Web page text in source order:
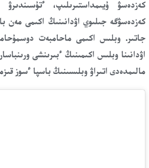
كەزدەسۋ ۇيىمداستىرىلىپ،
كەزدەسۋگە جىلىوي اۋدانىنىڭ اكىمى مەن
جاتىر. وبلىس اكىمى ماحامبەت
اۋدانىنا وبلىس اكىمىنىڭ ءبىرىنشى
مالىمدەدى اتىراۋ وبلىسىنىڭ باسپا ءسوز